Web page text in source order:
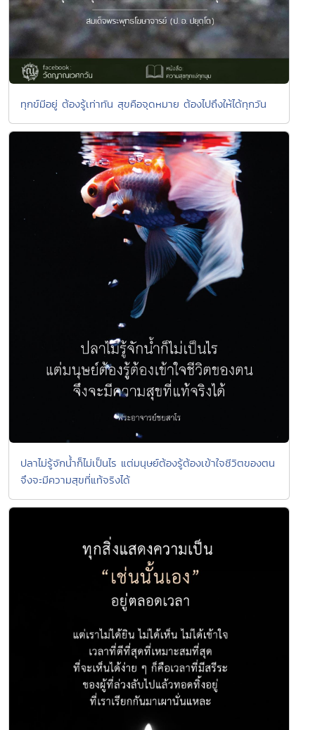
ทุกข์มีอยู่ ต้องรู้เท่าทัน สุขคือจุดหมาย ต้องไปถึงให้ได้ทุกวัน
ปลาไม่รู้จักน้ำก็ไม่เป็นไร แต่มนุษย์ต้องรู้ต้องเข้าใจชีวิตของตน
จึงจะมีความสุขที่แท้จริงได้